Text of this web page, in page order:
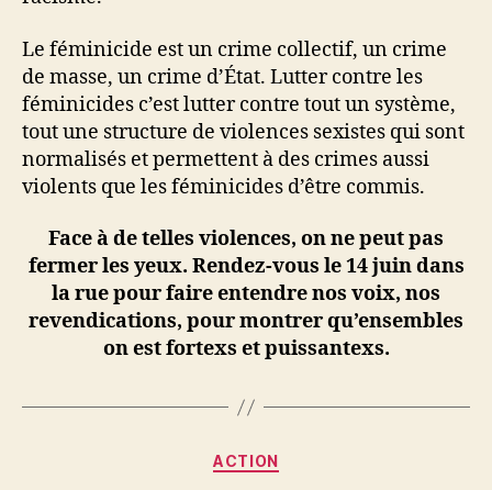
Le féminicide est un crime collectif, un crime
de masse, un crime d’État. Lutter contre les
féminicides c’est lutter contre tout un système,
tout une structure de violences sexistes qui sont
normalisés et permettent à des crimes aussi
violents que les féminicides d’être commis.
Face à de telles violences, on ne peut pas
fermer les yeux. Rendez-vous le 14 juin dans
la rue pour faire entendre nos voix, nos
revendications, pour montrer qu’ensembles
on est fortexs et puissantexs.
Catégories
ACTION